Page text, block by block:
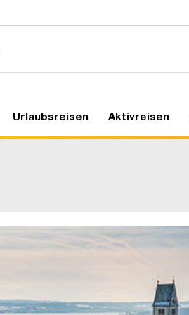
Urlaubsreisen Aktivreisen